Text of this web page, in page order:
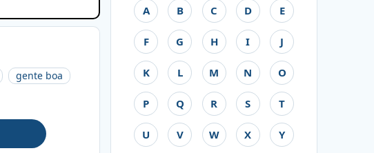
gente boa
A B C D E
F G H I J
K L M N O
P Q R S T
U V W X Y